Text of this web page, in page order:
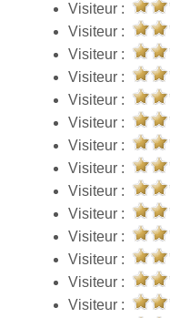
Visiteur :
Visiteur :
Visiteur :
Visiteur :
Visiteur :
Visiteur :
Visiteur :
Visiteur :
Visiteur :
Visiteur :
Visiteur :
Visiteur :
Visiteur :
Visiteur :